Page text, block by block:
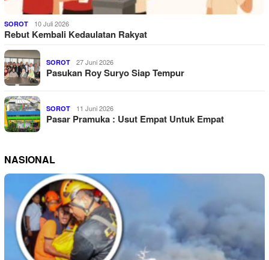
SOROT 10 Juli 2026
Rebut Kembali Kedaulatan Rakyat
SOROT 27 Juni 2026
Pasukan Roy Suryo Siap Tempur
SOROT 11 Juni 2026
Pasar Pramuka : Usut Empat Untuk Empat
NASIONAL